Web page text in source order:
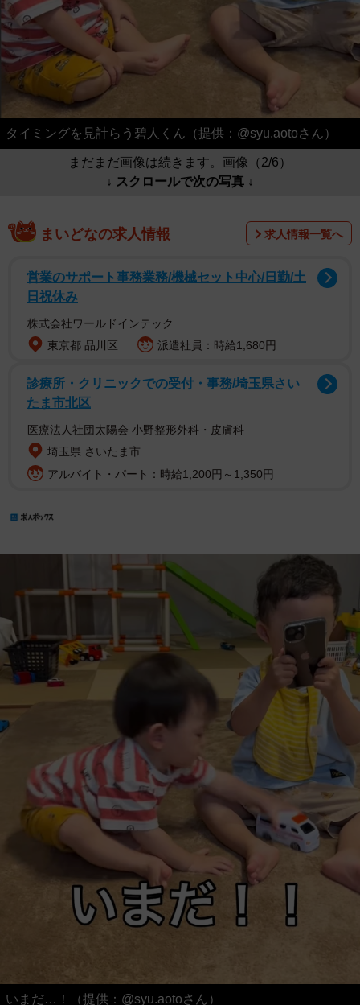
タイミングを見計らう碧人くん（提供：@syu.aotoさん）
まだまだ画像は続きます。画像（2/6）
↓ スクロールで次の写真 ↓
まいどなの求人情報 求人情報一覧へ
営業のサポート事務業務/機械セット中心/日勤/土
日祝休み
株式会社ワールドインテック
東京都 品川区
派遣社員：時給1,680円
診療所・クリニックでの受付・事務/埼玉県さい
たま市北区
医療法人社団太陽会 小野整形外科・皮膚科
埼玉県 さいたま市
アルバイト・パート：時給1,200円～1,350円
いまだ…！（提供：@syu.aotoさん）